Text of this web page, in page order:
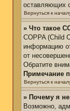
оставляющих
Вернуться к
» Что такое
COPPA (Child
информацию
от
Обратите
Примечание
Вернуться к
» Почему я не
Возможно,